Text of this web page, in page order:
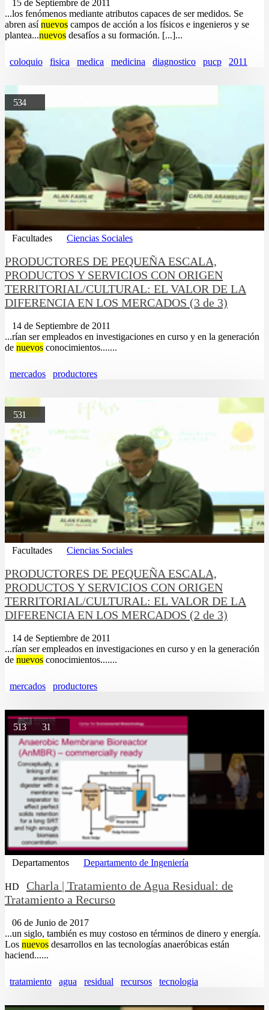
15 de Septiembre de 2011
...los fenómenos mediante atributos capaces de ser medidos. Se
abren asínuevos campos de acción a los físicos e ingenieros y se
plantea...nuevos desafíos a su formación. [...]...
coloquio fisica medica medicina diagnostico pucp 2011
534
Facultades Ciencias Sociales
PRODUCTORES DE PEQUEÑA ESCALA,
PRODUCTOS Y SERVICIOS CON ORIGEN
TERRITORIAL/CULTURAL: EL VALOR DE LA
DIFERENCIA EN LOS MERCADOS (3 de 3)
14 de Septiembre de 2011
...rí­an ser empleados en investigaciones en curso y en la generación
de nuevos conocimientos.......
mercados productores
531
Facultades Ciencias Sociales
PRODUCTORES DE PEQUEÑA ESCALA,
PRODUCTOS Y SERVICIOS CON ORIGEN
TERRITORIAL/CULTURAL: EL VALOR DE LA
DIFERENCIA EN LOS MERCADOS (2 de 3)
14 de Septiembre de 2011
...rí­an ser empleados en investigaciones en curso y en la generación
de nuevos conocimientos.......
mercados productores
51331
Departamentos Departamento de Ingeniería
HD
Charla | Tratamiento de Agua Residual: de
Tratamiento a Recurso
06 de Junio de 2017
...un siglo, también es muy costoso en términos de dinero y energía.
Los nuevos desarrollos en las tecnologías anaeróbicas están
haciend......
tratamiento agua residual recursos tecnologia